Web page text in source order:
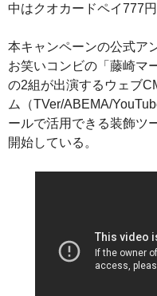
中はクオカードペイ777
本キャンペーンの公式ア
お笑いコンビの「藤崎マ
の2組が出演するウェブ
ム（TVer/ABEMA/
ールで活用できる装飾ツ
開始している。